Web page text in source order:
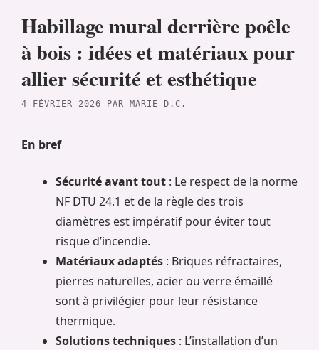
Habillage mural derrière poêle
à bois : idées et matériaux pour
allier sécurité et esthétique
4 FÉVRIER 2026 PAR MARIE D.C.
En bref
Sécurité avant tout : Le respect de la norme
NF DTU 24.1 et de la règle des trois
diamètres est impératif pour éviter tout
risque d’incendie.
Matériaux adaptés : Briques réfractaires,
pierres naturelles, acier ou verre émaillé
sont à privilégier pour leur résistance
thermique.
Solutions techniques : L’installation d’un